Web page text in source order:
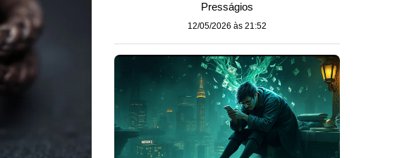
Presságios
12/05/2026 às 21:52